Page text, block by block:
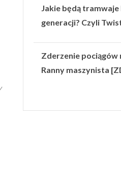
Jakie będą
generacji? Czyli
Zderzenie pociągów
Ranny maszynista